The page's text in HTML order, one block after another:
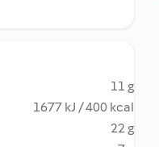
11 g
1677 kJ / 400 kcal
22 g